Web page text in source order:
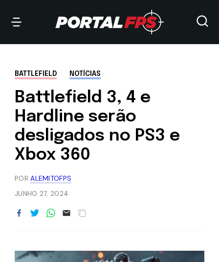
BATTLEFIELD NOTÍCIAS
Battlefield 3, 4 e
Hardline serão
desligados no PS3 e
Xbox 360
PORALEMITOFPS
JUNHO 27, 2024